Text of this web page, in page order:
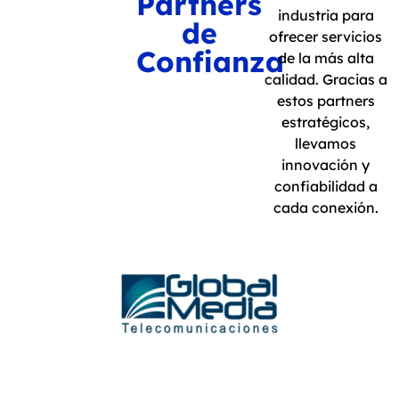
de
Confianza
industria para
ofrecer servicios
de la más alta
calidad. Gracias a
estos partners
estratégicos,
llevamos
innovación y
confiabilidad a
cada conexión.